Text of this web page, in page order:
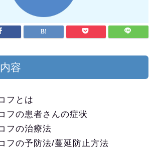
容
フとは
フの患者さんの症状
フの治療法
フの予防法/蔓延防止方法